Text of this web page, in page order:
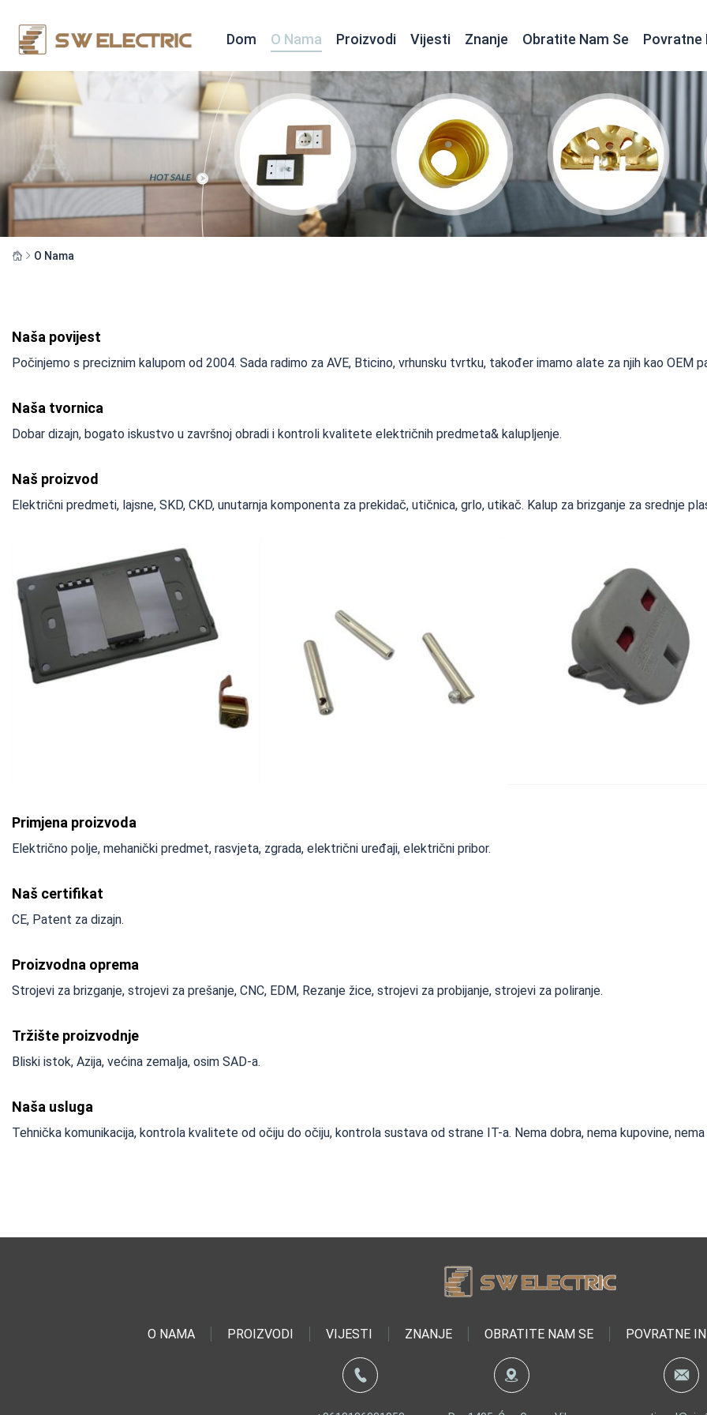
Dom O Nama Proizvodi Vijesti Znanje Obratite Nam Se
O Nama
Naša povijest
Počinjemo s preciznim kalupom od 2004. Sada radimo za AVE, Bticino, vrhunsku tvrtku, također imamo alate za njih kao OEM
Naša tvornica
Dobar dizajn, bogato iskustvo u završnoj obradi i kontroli kvalitete električnih predmeta& kalupljenje.
Naš proizvod
Električni predmeti, lajsne, SKD, CKD, unutarnja komponenta za prekidač, utičnica, grlo, utikač. Kalup za brizganje za srednje
Primjena proizvoda
Električno polje, mehanički predmet, rasvjeta, zgrada, električni uređaji, električni pribor.
Naš certifikat
CE, Patent za dizajn.
Proizvodna oprema
Strojevi za brizganje, strojevi za prešanje, CNC, EDM, Rezanje žice, strojevi za probijanje, strojevi za poliranje.
Tržište proizvodnje
Bliski istok, Azija, većina zemalja, osim SAD-a.
Naša usluga
Tehnička komunikacija, kontrola kvalitete od očiju do očiju, kontrola sustava od strane IT-a. Nema dobra, nema kupovine, nema
O NAMA PROIZVODI VIJESTI ZNANJE OBRATITE NAM SE POVRATNE